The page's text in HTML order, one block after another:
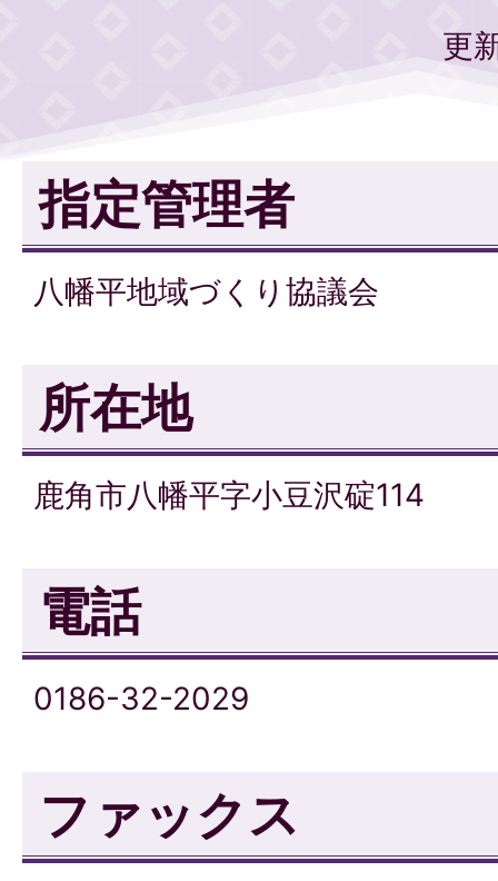
更
指定管理者
八幡平地域づくり協議会
所在地
鹿角市八幡平字小豆沢碇114
電話
0186-32-2029
ファックス